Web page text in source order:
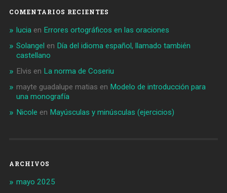
COMENTARIOS RECIENTES
luciaen Errores ortográficos en las oraciones
Solangel en Día del idioma español, llamado también
castellano
Elvis en La norma de Coseriu
mayte guadalupe matias en Modelo de introducción para
una monografía
Nicole en Mayúsculas y minúsculas (ejercicios)
ARCHIVOS
mayo 2025